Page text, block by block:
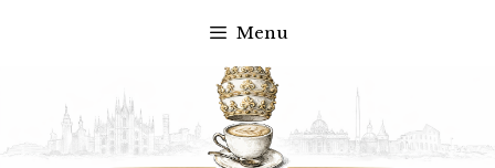
contenuto
Menu